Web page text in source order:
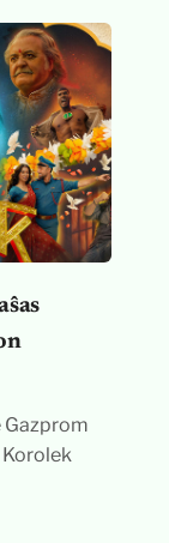
Gazprom
Korolek